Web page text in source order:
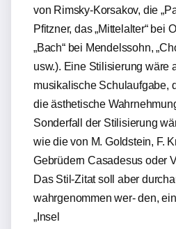
von Rimsky-Korsakov, die
Pfitzner, das „Mittelalter“ bei
„Bach“ bei Mendelssohn,
usw.). Eine Stilisierung wäre
musikalische Schulaufgabe,
die ästhetische
Sonderfall der Stilisierung
wie die von M. Goldstein, F.
Gebrüdern Casadesus oder
Das Stil-Zitat soll aber
wahrgenommen wer- den,
„Insel